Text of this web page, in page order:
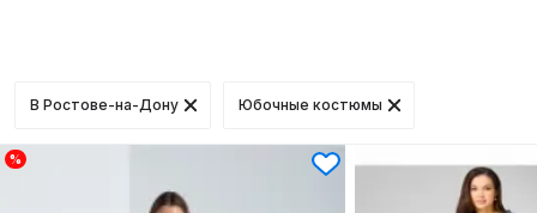
В Ростове-на-Дону Юбочные костюмы
%